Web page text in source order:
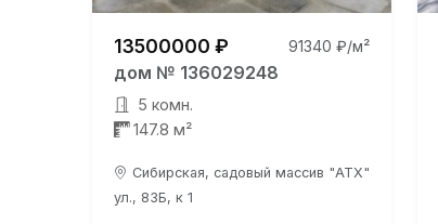
13500000 ₽ 91340 ₽/м²
дом № 136029248
5 комн.
147.8 м²
Сибирская, садовый массив "АТХ"
ул., 83Б, к 1